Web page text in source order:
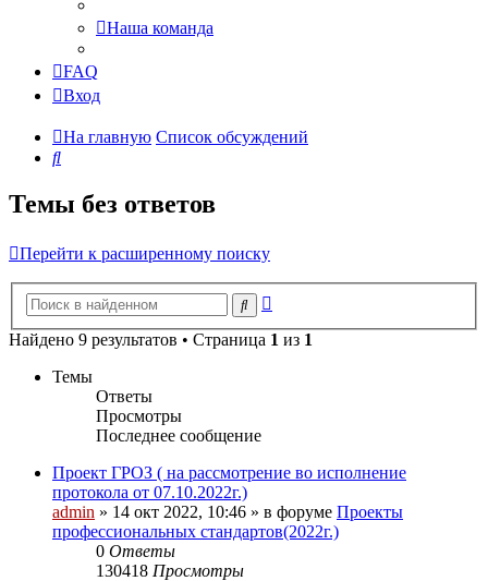
Наша команда
FAQ
Вход
На главную Список обсуждений
Поиск
Темы без ответов
Перейти к расширенному поиску
Поиск
Найдено 9 результатов • Страница 1 из 1
Темы
Ответы
Просмотры
Последнее сообщение
Проект ГРОЗ ( на рассмотрение во исполнение
протокола от 07.10.2022г.)
admin » 14 окт 2022, 10:46 » в форуме Проекты
профессиональных стандартов(2022г.)
0 Ответы
130418 Просмотры